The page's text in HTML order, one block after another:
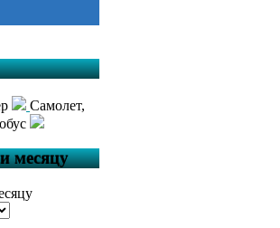
Самолет,
месяцу